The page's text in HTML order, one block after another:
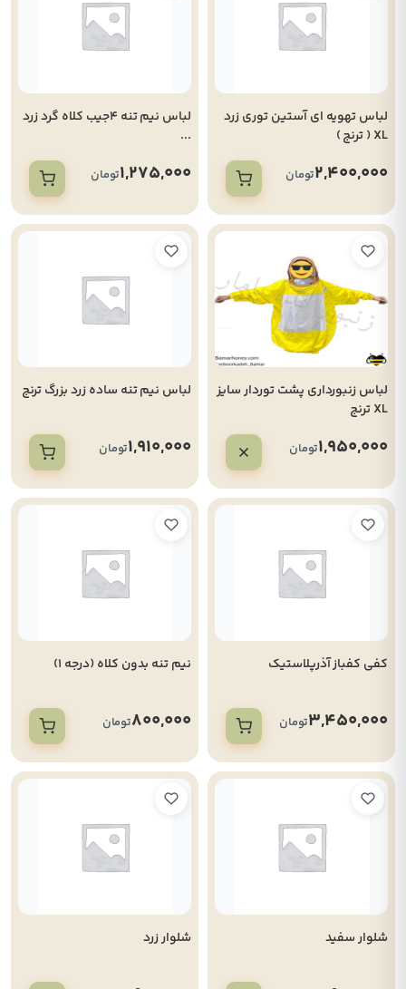
لباس تهویه ای آستین توری زرد
XL ( ترنج )
2,400,000تومان
لباس نیم تنه 4جیب کلاه گرد زرد
...
1,275,000تومان
لباس زنبورداری پشت توردار سایز
XL ترنج
1,950,000تومان
لباس نیم تنه ساده زرد بزرگ ترنج
1,910,000تومان
کفی کفباز آذرپلاستیک
3,450,000تومان
نیم تنه بدون کلاه (درجه 1)
800,000تومان
شلوار سفید شلوار زرد